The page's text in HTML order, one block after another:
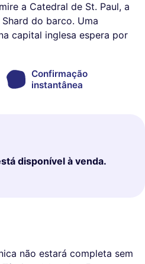
a Catedral de St. Paul, a
do barco. Uma
capital inglesa espera por
Confirmação
instantânea
disponível à venda.
não estará completa sem